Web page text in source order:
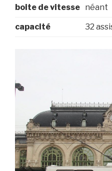
boite de vitesse néant
capacité 32